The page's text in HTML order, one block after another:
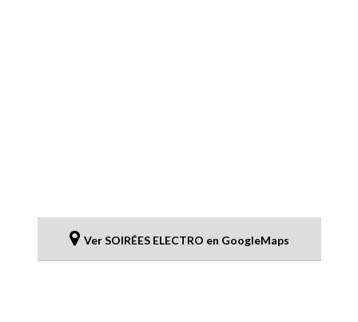
Ver SOIRÉES ELECTRO en GoogleMaps